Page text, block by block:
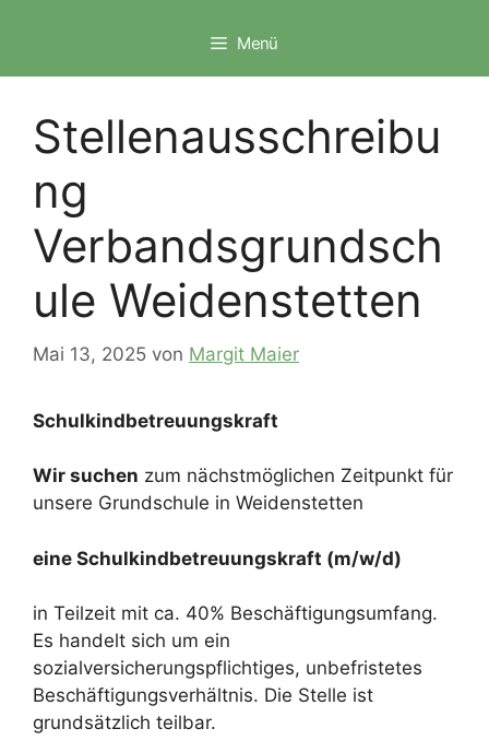
Menü
Stellenausschreibu
ng
Verbandsgrundsch
ule Weidenstetten
Mai 13, 2025 von Margit Maier
Schulkindbetreuungskraft
Wir suchen zum nächstmöglichen Zeitpunkt für
unsere Grundschule in Weidenstetten
eine Schulkindbetreuungskraft (m/w/d)
in Teilzeit mit ca. 40% Beschäftigungsumfang.
Es handelt sich um ein
sozialversicherungspflichtiges, unbefristetes
Beschäftigungsverhältnis. Die Stelle ist
grundsätzlich teilbar.